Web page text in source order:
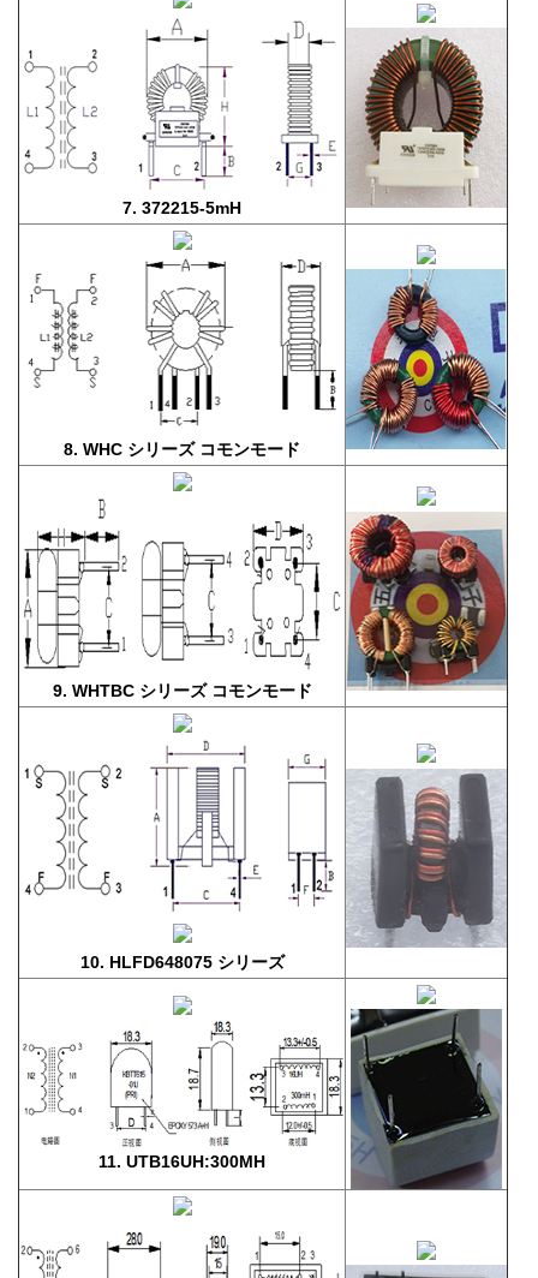
7. 372215-5mH
8. WHC シリーズ コモンモード
9. WHTBC シリーズ コモンモード
10. HLFD648075 シリーズ
11. UTB16UH:300MH